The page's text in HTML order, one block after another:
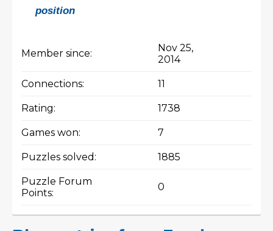
position
Member since:
Nov 25,
2014
Connections: 11
Rating: 1738
Games won: 7
Puzzles solved: 1885
Puzzle Forum
Points:
0